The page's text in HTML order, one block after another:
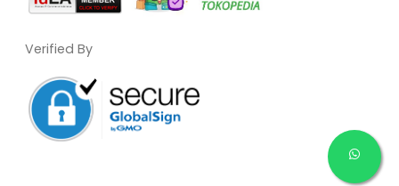
Verified By